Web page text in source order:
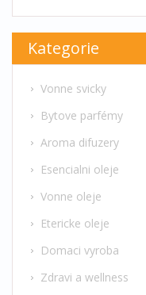
Kategorie
Vonne svicky
Bytove parfémy
Aroma difuzery
Esencialni oleje
Vonne oleje
Etericke oleje
Domaci vyroba
Zdravi a wellness